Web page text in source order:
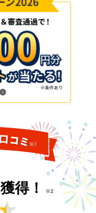
獲得！ ※2